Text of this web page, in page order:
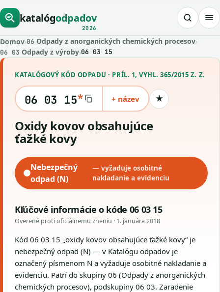
katalógodpadov
2026
Domov›06 Odpady z anorganických chemických procesov›
06 03 Odpady z výroby›06 03 15
KATALÓGOVÝ KÓD ODPADU · PRÍL. 1, VYHL. 365/2015 Z. Z.
06 03 15* + název ★Uložiť kód
oxidy kovov obsahujúce
ťažké kovy
Nebezpečný
odpad (N)
— vyžaduje osobitné
nakladanie a evidenciu
Kľúčové informácie o kóde 06 03 15
Overené proti oficiálnemu zneniu · 1. januára 2018
Kód 06 03 15 „oxidy kovov obsahujúce ťažké kovy“ je
nebezpečný odpad (N) — v Katalógu odpadov je
označený písmenom N a vyžaduje osobitné nakladanie a
evidenciu. Patrí do skupiny 06 (Odpady z anorganických
chemických procesov), podskupiny 06 03. Zaradenie